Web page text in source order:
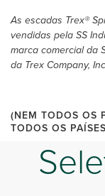
As escadas Trex®
vendidas pela SS
marca comercial da
da Trex Company,
(NEM TODOS OS
TODOS OS